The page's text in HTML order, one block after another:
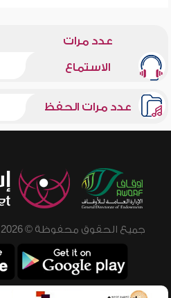
عدد مرات
الاستماع
عدد مرات الحفظ
جميع الحقوق محفوظة © 2026 - 1998 لشبكة إسلام ويب